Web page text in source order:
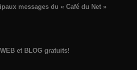
messages du « Café du Net »
et BLOG gratuits!